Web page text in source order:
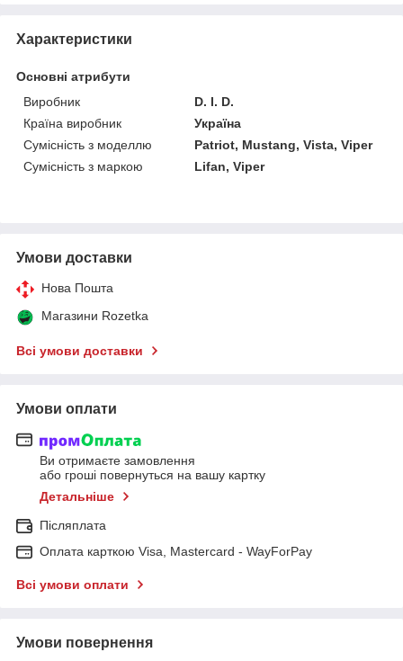
Характеристики
Основні атрибути
Виробник
D. I. D.
Країна виробник
Україна
Сумісність з моделлю
Patriot, Mustang, Vista, Viper
Сумісність з маркою
Lifan, Viper
Умови доставки
Нова Пошта
Магазини Rozetka
Всі умови доставки
Умови оплати
Ви отримаєте замовлення
або гроші повернуться на вашу картку
Детальніше
Післяплата
Оплата карткою Visa, Mastercard - WayForPay
Всі умови оплати
Умови повернення